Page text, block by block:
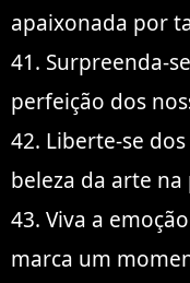
apaixonada por
41. Surpreenda-
perfeição dos
42. Liberte-se
beleza da arte na
43. Viva a
marca um